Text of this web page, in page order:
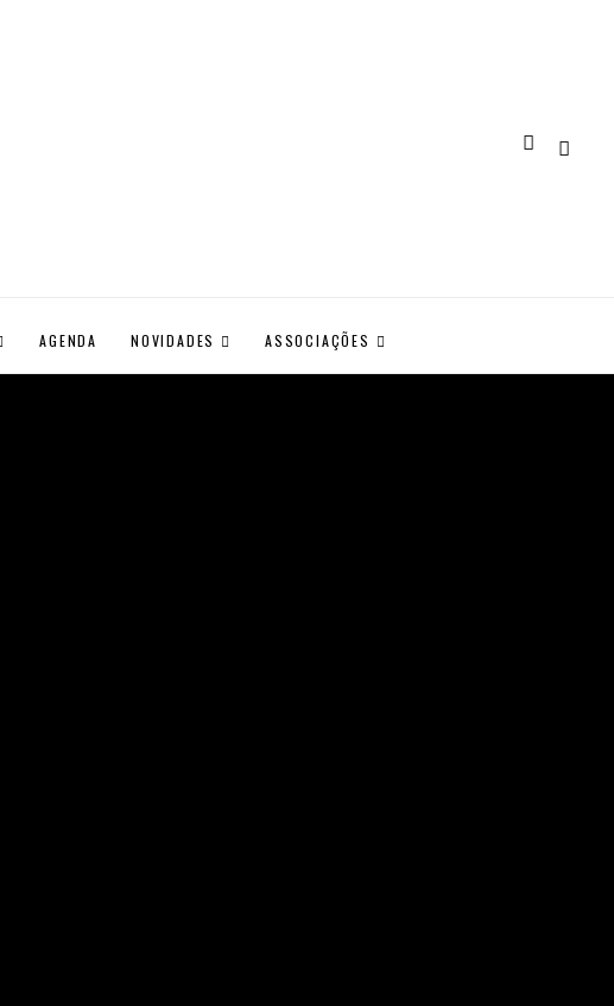
AGENDA NOVIDADES ASSOCIAÇÕES